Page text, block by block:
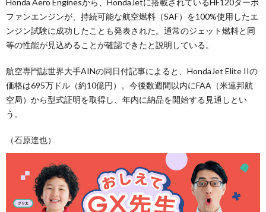
Honda Aero Enginesから、HondaJetに搭載されているHF120ターボ
ファンエンジンが、持続可能な航空燃料（SAF）を100%使用したエ
ンジン試験に成功したことも発表された。通常のジェット燃料と同
等の性能が見込めることが確認できたと説明している。
航空専門誌世界大手AINの同日付記事によると、HondaJet Elite IIの
価格は695万ドル（約10億円）。今後数週間以内にFAA（米連邦航
空局）から型式証明を取得し、年内に納品を開始する見通しとい
う。
（石原達也）